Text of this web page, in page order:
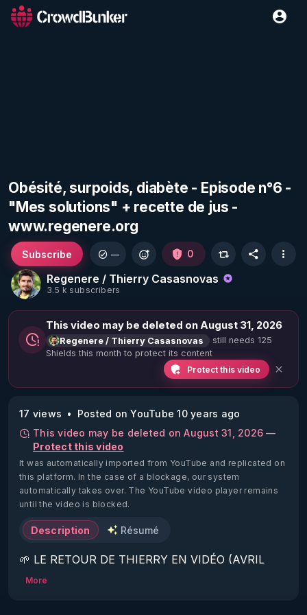
Obésité, surpoids, diabète - Episode n°6 -
"Mes solutions" + recette de jus -
www.regenere.org
Regenere / Thierry Casasnovas
3.5 k subscribers
Subscribe — 0
This video may be deleted on August 31, 2026
Regenere / Thierry Casasnovas
still needs 125
Shields this month to protect its content
Protect this video
17 views
Posted on YouTube 10 years ago
This video may be deleted on August 31, 2026 —
Protect this video
It was automatically imported from YouTube and replicated on
this platform. In the case of a blockage, our system
automatically takes over. The YouTube video player remains
until the video is blocked.
Description Résumé
🌱 LE RETOUR DE THIERRY EN VIDÉO (AVRIL
2022)!
More